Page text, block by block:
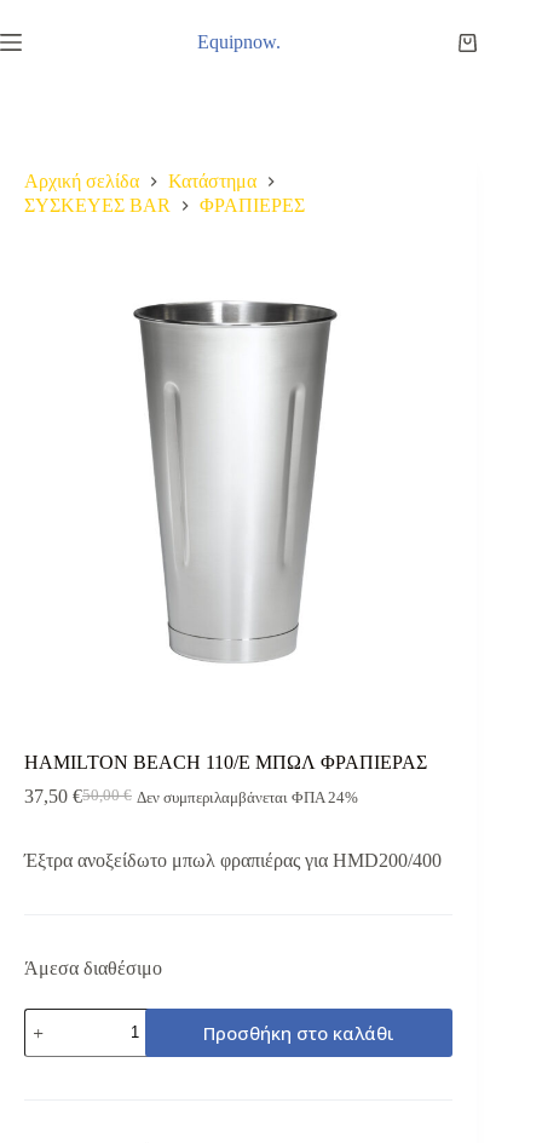
στο
περιεχόμενο
Equipnow.
Καλάθι
Αρχική σελίδα
Κατάστημα
ΣΥΣΚΕΥΕΣ BAR
ΦΡΑΠΙΕΡΕΣ
HAMILTON BEACH 110/E ΜΠΩΛ ΦΡΑΠΙΕΡΑΣ
50,00€
Original
50,00 €.
37,50 €Η
είναι:
Δεν συμπεριλαμβάνεται ΦΠΑ 24%
Έξτρα ανοξείδωτο μπωλ φραπιέρας για HMD200/400
Άμεσα διαθέσιμο
HAMILTON
BEACH
110/E
Προσθήκη στο καλάθι